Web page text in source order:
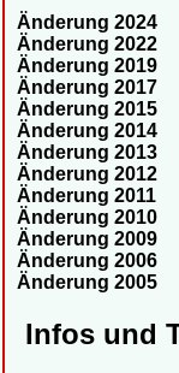
Änderung 2024
Änderung 2022
Änderung 2019
Änderung 2017
Änderung 2015
Änderung 2014
Änderung 2013
Änderung 2012
Änderung 2011
Änderung 2010
Änderung 2009
Änderung 2006
Änderung 2005
Infos und